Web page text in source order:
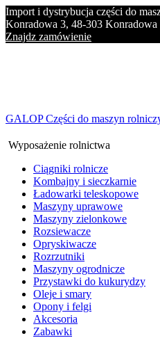
Import i dystrybucja części do
Konradowa 3, 48-303 Konradowa
Znajdz zamówienie
GALOP Części do maszyn
Wyposażenie rolnictwa
Ciągniki rolnicze
Kombajny i sieczkarnie
Ładowarki teleskopowe
Maszyny uprawowe
Maszyny zielonkowe
Rozsiewacze
Opryskiwacze
Rozrzutniki
Maszyny ogrodnicze
Przystawki do kukurydzy
Oleje i smary
Opony i felgi
Akcesoria
Zabawki